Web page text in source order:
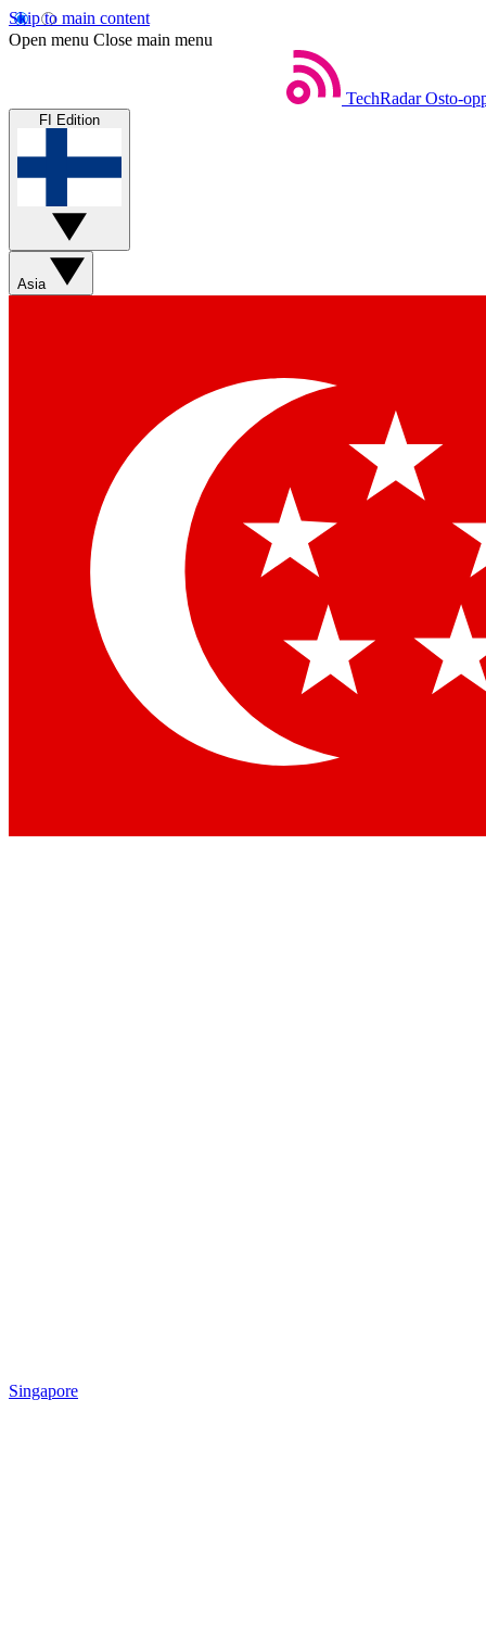
Skip to main content
Open menu Close main menu
TechRadar Osto-
FI Edition
Asia
Singapore